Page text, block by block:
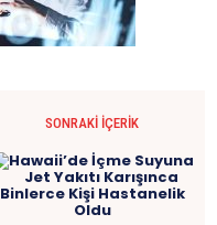
SONRAKI İÇERIK